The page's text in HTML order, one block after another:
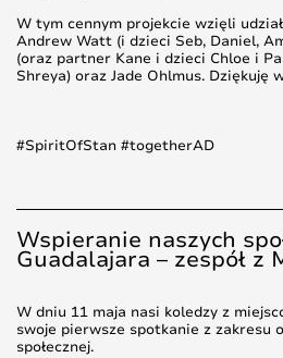
W tym cennym projekcie wzięli
Andrew Watt (i dzieci Seb, Daniel,
(oraz partner Kane i dzieci Chloe i
Shreya) oraz Jade Ohlmus. Dziękuję
#SpiritOfStan #togetherAD
Wspieranie naszych
Guadalajara – zespół z
W dniu 11 maja nasi koledzy z
swoje pierwsze spotkanie z zakresu
społecznej.